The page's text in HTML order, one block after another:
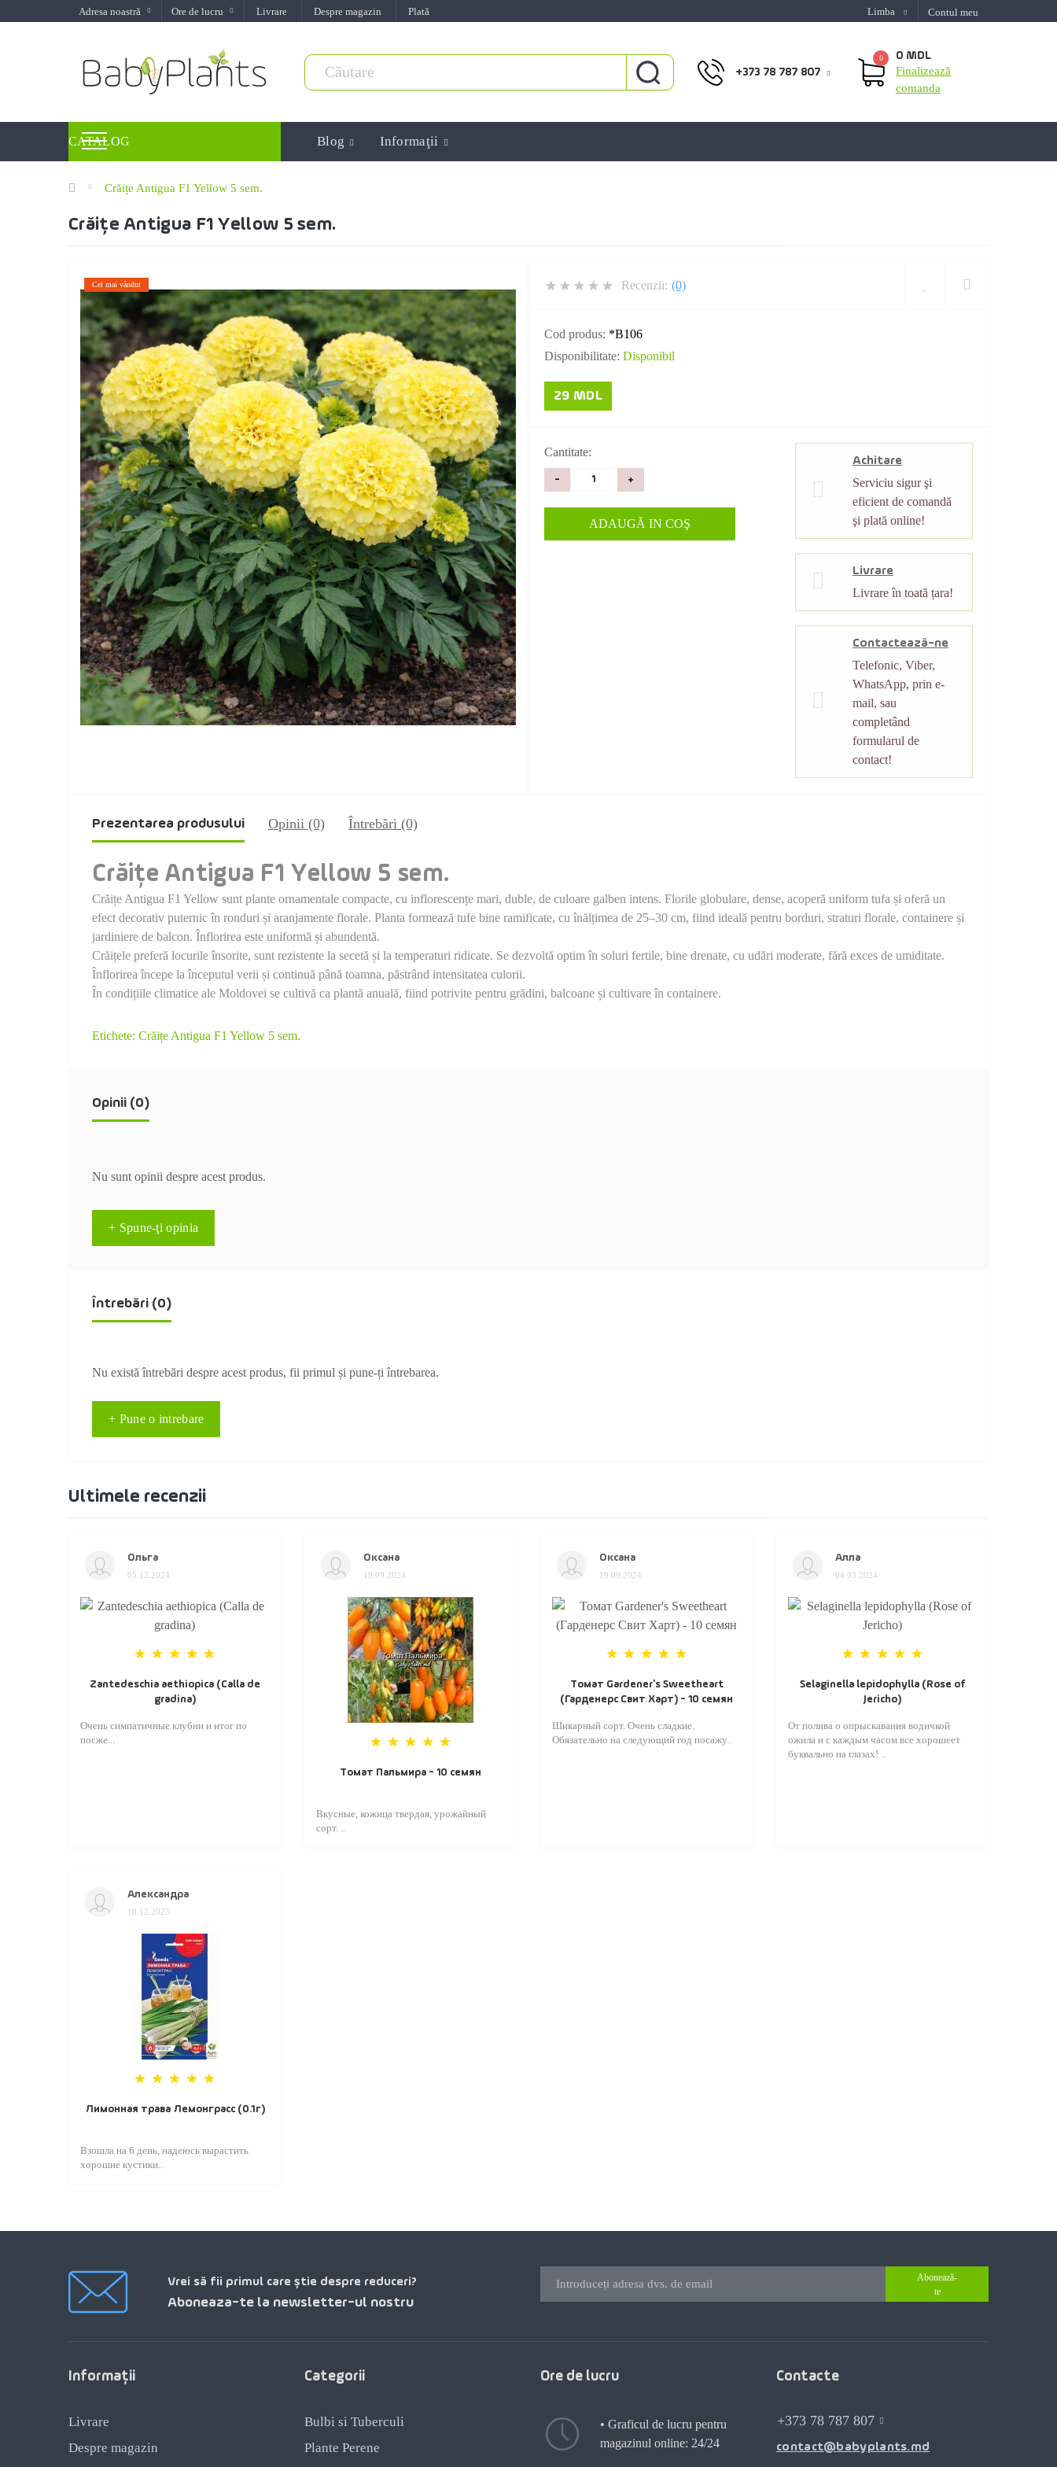
Adresa noastră Ore de lucru Livrare Despre magazin Plată Limba Contul meu
+373 78 787 807
0 0 MDL
Finalizează
comanda
CATALOG Blog Informaţii
Crăițe Antigua F1 Yellow 5 sem.
Crăițe Antigua F1 Yellow 5 sem.
Cel mai vândut Recenzii: (0)
Cod produs: *B106
Disponibilitate: Disponibil
29 MDL
Cantitate:
- +
ADAUGĂ IN COŞ
Achitare
Serviciu sigur şi
eficient de comandă
şi plată online!
Livrare
Livrare în toată țara!
Contactează-ne
Telefonic, Viber,
WhatsApp, prin e-
mail, sau
completând
formularul de
contact!
Prezentarea produsului Opinii (0) Întrebări (0)
Crăițe Antigua F1 Yellow 5 sem.
Crăițe Antigua F1 Yellow sunt plante ornamentale compacte, cu inflorescențe mari, duble, de culoare galben intens. Florile globulare, dense, acoperă uniform tufa și oferă un
efect decorativ puternic în ronduri și aranjamente florale. Planta formează tufe bine ramificate, cu înălțimea de 25–30 cm, fiind ideală pentru borduri, straturi florale, containere și
jardiniere de balcon. Înflorirea este uniformă și abundentă.
Crăițele preferă locurile însorite, sunt rezistente la secetă și la temperaturi ridicate. Se dezvoltă optim în soluri fertile, bine drenate, cu udări moderate, fără exces de umiditate.
Înflorirea începe la începutul verii și continuă până toamna, păstrând intensitatea culorii.
În condițiile climatice ale Moldovei se cultivă ca plantă anuală, fiind potrivite pentru grădini, balcoane și cultivare în containere.
Etichete: Crăițe Antigua F1 Yellow 5 sem.
Opinii (0)
Nu sunt opinii despre acest produs.
+ Spune-ţi opinia
Întrebări (0)
Nu există întrebări despre acest produs, fii primul și pune-ți întrebarea.
+ Pune o intrebare
Ultimele recenzii
Ольга
05.12.2024
Zantedeschia aethiopica (Calla de
gradina)
Очень симпатичные клубни и итог по
посже...
Оксана
19.09.2024
Томат Пальмира - 10 семян
Вкусные, кожица твердая, урожайный
сорт. ..
Оксана
19.09.2024
Томат Gardener's Sweetheart
(Гарденерс Свит Харт) - 10 семян
Шикарный сорт. Очень сладкие.
Обязательно на следующий год посажу..
Алла
04.03.2024
Selaginella lepidophylla (Rose of
Jericho)
От полива о опрыскавания водичкой
ожила и с каждым часом все хорошеет
буквально на глазах! ..
Александра
10.12.2023
Лимонная трава Лемонграсс (0.1г)
Взошла на 6 день, надеюсь вырастить
хорошие кустики..
Vrei să fii primul care știe despre reduceri?
Aboneaza-te la newsletter-ul nostru
Abonează-
te
Informaţii
Livrare
Despre magazin
Categorii
Bulbi si Tuberculi
Plante Perene
Ore de lucru
• Graficul de lucru pentru
magazinul online: 24/24
Contacte
+373 78 787 807
contact@babyplants.md